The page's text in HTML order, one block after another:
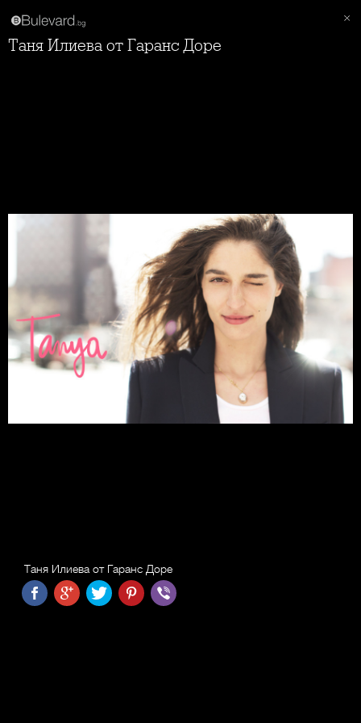
Таня Илиева от Гаранс Доре
Таня Илиева от Гаранс Доре